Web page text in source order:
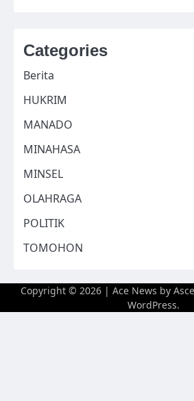
Categories
Berita
HUKRIM
MANADO
MINAHASA
MINSEL
OLAHRAGA
POLITIK
TOMOHON
Copyright © 2026 | Ace News by
WordPress.